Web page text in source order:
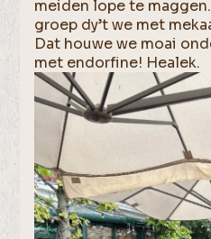
meiden lope te
groep dy’t we met
Dat houwe we moai
met endorfine! Healek.